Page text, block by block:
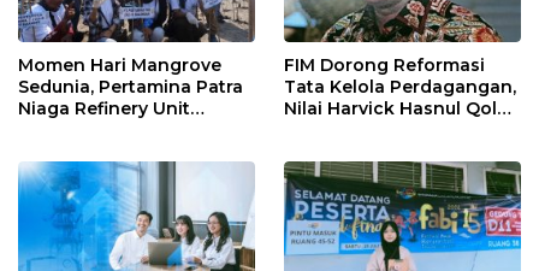
Momen Hari Mangrove
Sedunia, Pertamina Patra
Niaga Refinery Unit
Indramayu melalui Aksi
Nyata dan Inovasi
Program Lingkungan
Berkelanjutan
FIM Dorong Reformasi
Tata Kelola Perdagangan,
Nilai Harvick Hasnul Qolbi